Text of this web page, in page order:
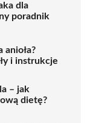
dla
poradnik
anioła?
i instrukcje
– jak
dietę?